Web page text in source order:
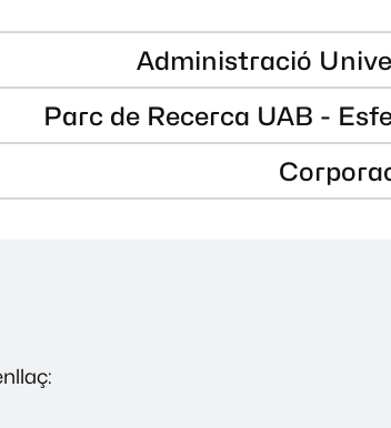
Administració
Parc de Recerca UAB -